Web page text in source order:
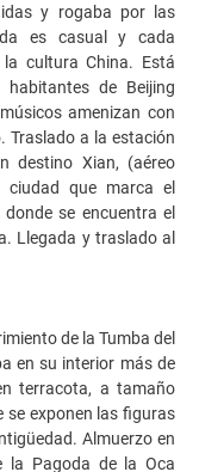
y rogaba por las
es casual y cada
cultura China. Está
de Beijing
amenizan con
Traslado a la estación
destino Xian, (aéreo
ciudad que marca el
se encuentra el
Llegada y traslado al
de la Tumba del
en su interior más de
terracota, a tamaño
se exponen las figuras
Almuerzo en
la Pagoda de la Oca